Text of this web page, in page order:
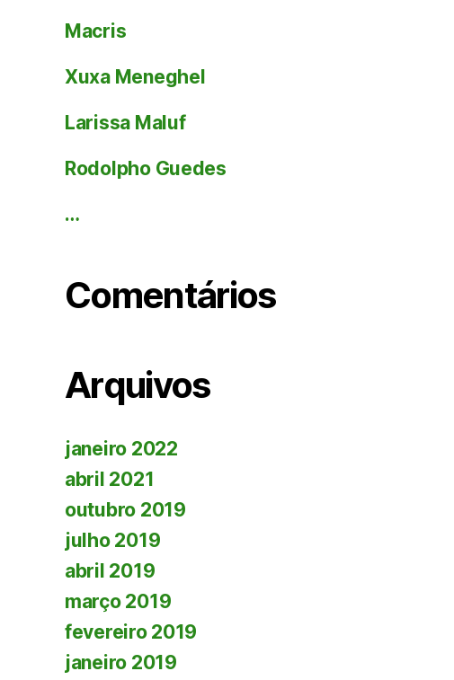
Macris
Xuxa Meneghel
Larissa Maluf
Rodolpho Guedes
…
Comentários
Arquivos
janeiro 2022
abril 2021
outubro 2019
julho 2019
abril 2019
março 2019
fevereiro 2019
janeiro 2019